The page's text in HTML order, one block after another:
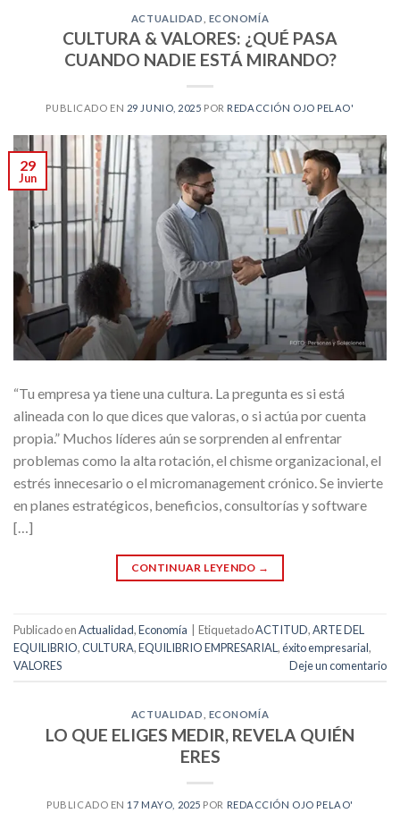
ACTUALIDAD ECONOMÍA
CULTURA & VALORES: ¿QUÉ PASA
CUANDO NADIE ESTÁ MIRANDO?
PUBLICADO EN 29 JUNIO, 2025 POR REDACCIÓN OJO PELAO'
29
Jun
“Tu empresa ya tiene una cultura. La pregunta es si está
alineada con lo que dices que valoras, o si actúa por cuenta
propia.” Muchos líderes aún se sorprenden al enfrentar
problemas como la alta rotación, el chisme organizacional, el
estrés innecesario o el micromanagement crónico. Se invierte
en planes estratégicos, beneficios, consultorías y software
[…]
CONTINUAR LEYENDO →
Publicado enActualidad,Economía EtiquetadoACTITUD,ARTE DEL
EQUILIBRIO,CULTURA,EQUILIBRIO EMPRESARIAL ,éxito empresarial,
VALORES
Deje un comentario
ACTUALIDAD ECONOMÍA
LO QUE ELIGES MEDIR, REVELA QUIÉN
ERES
PUBLICADO EN 17 MAYO, 2025 POR REDACCIÓN OJO PELAO'